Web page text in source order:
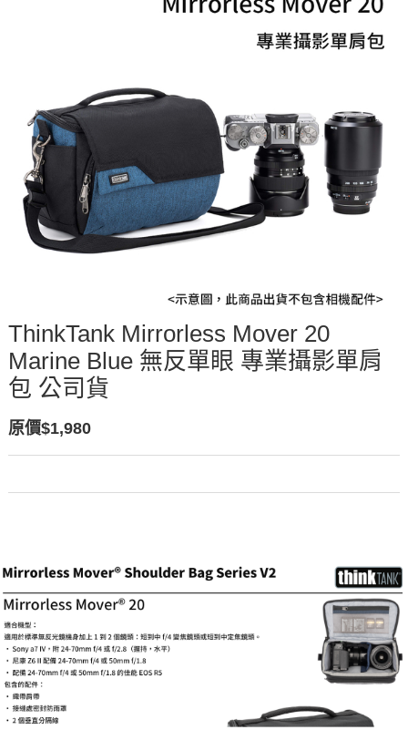
ThinkTank Mirrorless Mover 20
Marine Blue 無反單眼 專業攝影單肩
包 公司貨
原價$1,980